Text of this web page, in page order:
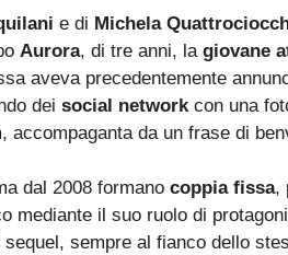
e di Michela
Aurora, di tre anni, la giovane
aveva precedentemente
dei social networkcon una
, accompaganta da un frase di
dal 2008 formano coppia fissa,
mediante il suo ruolo di
sequel, sempre al fianco dello